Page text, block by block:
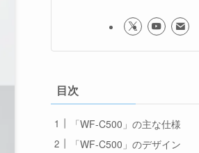
目次
「WF-C500」の主な仕様
「WF-C500」のデザイン